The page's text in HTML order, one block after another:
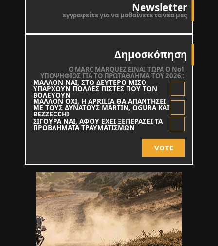
Newsletter
εγγραφείτε για να μαθαίνετε τα νέα μας
Δημοσκόπηση
O MARC MARQUEZ ΕΙΝΑΙ ΤΩΡΑ Ο Νο1
ΥΠΟΨΗΦΙΟΣ ΓΙΑ ΤΟ ΠΡΩΤΑΘΛΗΜΑ ΤΟΥ 2026;:
ΜΑΛΛΟΝ ΝΑΙ, ΣΤΟ ΔΕΥΤΕΡΟ ΜΙΣΟ
ΥΠΑΡΧΟΥΝ ΠΟΛΛΕΣ ΠΙΣΤΕΣ ΠΟΥ ΤΟΝ
ΒΟΛΕΥΟΥΝ
ΜΑΛΛΟΝ ΟΧΙ, Η APRILIA ΘΑ ΑΠΑΝΤΗΣΕΙ
ΜΕ ΤΟΥΣ ΔΥΝΑΤΟΥΣ MARTIN, OGURA KAI
BEZZECCHI
ΣΙΓΟΥΡΑ ΝΑΙ, ΑΦΟΥ ΕΧΕΙ ΞΕΠΕΡΑΣΕΙ ΤΑ
ΠΡΟΒΛΗΜΑΤΑ ΤΡΑΥΜΑΤΙΣΜΩΝ
VOTE